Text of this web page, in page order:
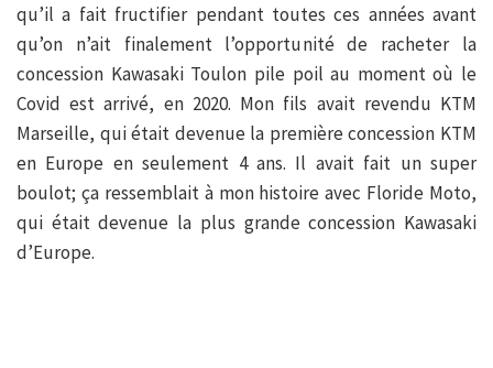
qu’il a fait fructifier pendant toutes ces années avant
qu’on n’ait finalement l’opportunité de racheter la
concession Kawasaki Toulon pile poil au moment où le
Covid est arrivé, en 2020. Mon fils avait revendu KTM
Marseille, qui était devenue la première concession KTM
en Europe en seulement 4 ans. Il avait fait un super
boulot; ça ressemblait à mon histoire avec Floride Moto,
qui était devenue la plus grande concession Kawasaki
d’Europe.